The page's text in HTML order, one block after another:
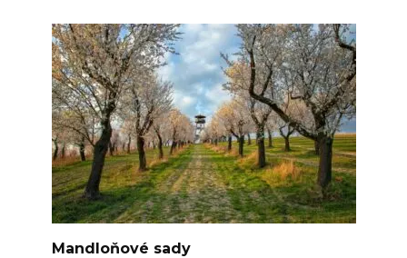
Mandloňové sady